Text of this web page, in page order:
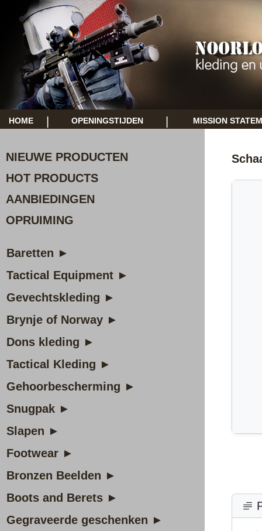
HOME OPENINGSTIJDEN MISSION
NIEUWE PRODUCTEN
HOT PRODUCTS
AANBIEDINGEN
OPRUIMING
Baretten ►
Tactical Equipment ►
Gevechtskleding ►
Brynje of Norway ►
Dons kleding ►
Tactical Kleding ►
Gehoorbescherming ►
Snugpak ►
Slapen ►
Footwear ►
Bronzen Beelden ►
Boots and Berets ►
Gegraveerde geschenken ►